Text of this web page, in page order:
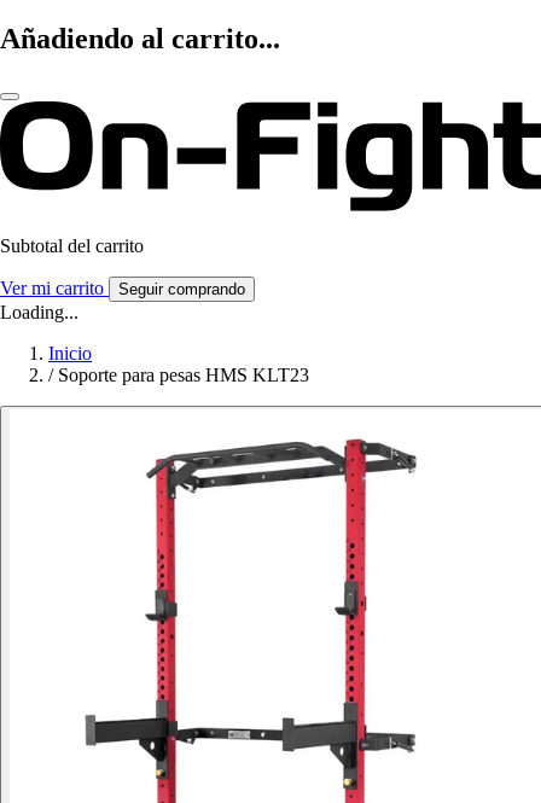
Añadiendo al carrito...
Subtotal del carrito
Ver mi carrito Seguir comprando
Loading...
Inicio
/ Soporte para pesas HMS KLT23